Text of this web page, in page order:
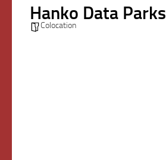
Hanko Data Parks
Colocation